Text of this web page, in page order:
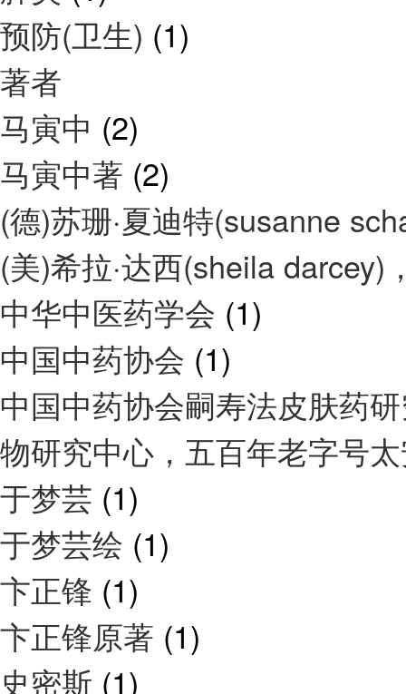
预防(卫生) (1)
著者
马寅中 (2)
马寅中著 (2)
(德)苏珊·夏迪特(susanne
(美)希拉·达西(sheila
中华中医药学会 (1)
中国中药协会 (1)
中国中药协会嗣寿法皮肤药
物研究中心，五百年老字号
于梦芸 (1)
于梦芸绘 (1)
卞正锋 (1)
卞正锋原著 (1)
史密斯 (1)